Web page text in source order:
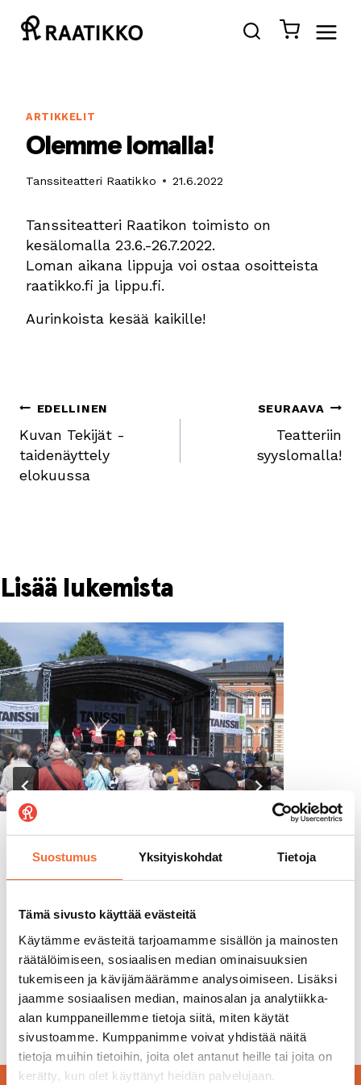
Suostumus Yksityiskohdat Tietoja
Tämä sivusto käyttää evästeitä
Käytämme evästeitä tarjoamamme sisällön ja mainosten
räätälöimiseen, sosiaalisen median ominaisuuksien
tukemiseen ja kävijämäärämme analysoimiseen. Lisäksi
jaamme sosiaalisen median, mainosalan ja analytiikka-
alan kumppaneillemme tietoja siitä, miten käytät
sivustoamme. Kumppanimme voivat yhdistää näitä
tietoja muihin tietoihin, joita olet antanut heille tai joita on
kerätty, kun olet käyttänyt heidän palvelujaan.
sisältöön
ARTIKKELIT
Olemme lomalla!
Tanssiteatteri Raatikko 21.6.2022
Tanssiteatteri Raatikon toimisto on
kesälomalla 23.6.-26.7.2022.
Loman aikana lippuja voi ostaa osoitteista
raatikko.fi ja lippu.fi.
Aurinkoista kesää kaikille!
Artikkelien
selaus
EDELLINEN
Kuvan Tekijät -
taidenäyttely
elokuussa
SEURAAVA
Teatteriin
syyslomalla!
Lisää lukemista
Päiväkotiryhmän retki pk-
seudulla – näin valitset
parhaan kohteen
Tekijä Tanssiteatteri Raatikko